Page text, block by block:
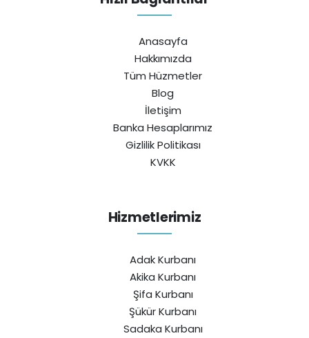
Anasayfa
Hakkımızda
Tüm Hüzmetler
Blog
İletişim
Banka Hesaplarımız
Gizlilik Politikası
KVKK
Hizmetlerimiz
Adak Kurbanı
Akika Kurbanı
Şifa Kurbanı
Şükür Kurbanı
Sadaka Kurbanı